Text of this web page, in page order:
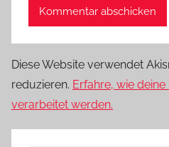
Diese Website verwendet
reduzieren. Erfahre, wie
verarbeitet werden.